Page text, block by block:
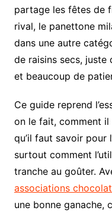
partage les fêtes de
rival, le panettone
dans une autre
de raisins secs,
et beaucoup de
Ce guide reprend
on le fait, comment il
qu’il faut savoir pour
surtout comment
tranche au goûter.
associations
une bonne ganache,